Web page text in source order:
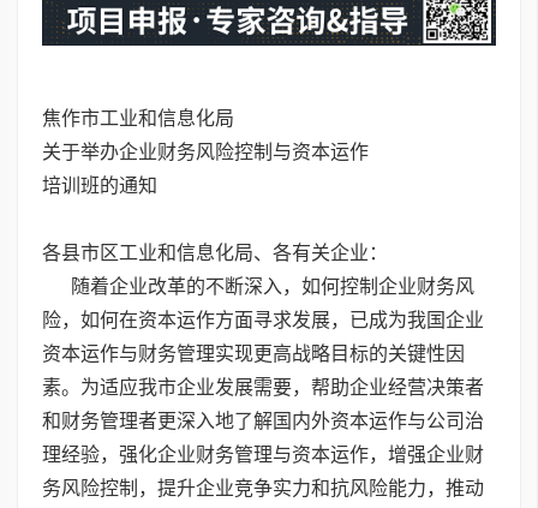
焦作市工业和信息化局
关于举办企业财务风险控制与资本运作
培训班的通知
各县市区工业和信息化局、各有关企业：
随着企业改革的不断深入，如何控制企业财务风
险，如何在资本运作方面寻求发展，已成为我国企业
资本运作与财务管理实现更高战略目标的关键性因
素。为适应我市企业发展需要，帮助企业经营决策者
和财务管理者更深入地了解国内外资本运作与公司治
理经验，强化企业财务管理与资本运作，增强企业财
务风险控制，提升企业竞争实力和抗风险能力，推动